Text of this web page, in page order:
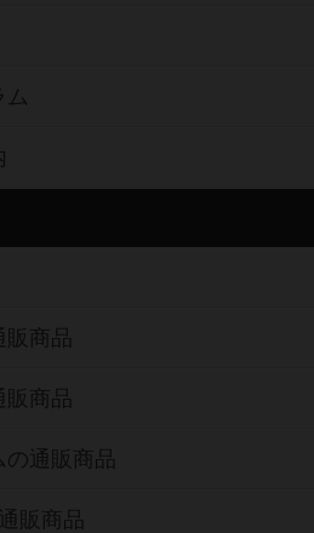
ム
販商品
販商品
通販商品
販商品